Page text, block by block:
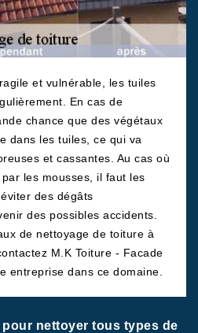
et vulnérable, les tuiles
En cas de
chance que des végétaux
dans les tuiles, ce qui va
et cassantes. Au cas où
les mousses, il faut les
des dégâts
des possibles accidents.
de nettoyage de toiture à
M.K Toiture - Facade
entreprise dans ce domaine.
nettoyer tous types de